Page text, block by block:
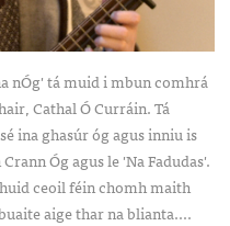
nÓg' tá muid i mbun comhrá
Cathal Ó Curráin. Tá
ina ghasúr óg agus inniu is
Óg agus le 'Na Fadudas'.
ceoil féin chomh maith
aige thar na blianta....